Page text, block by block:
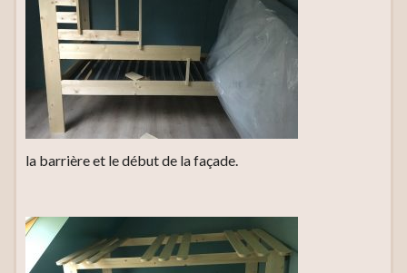
la barrière et le début de la façade.